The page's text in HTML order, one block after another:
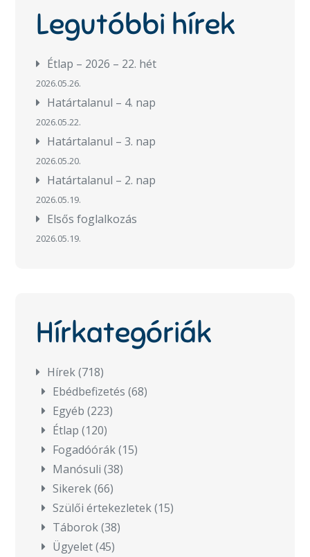
Legutóbbi hírek
Étlap – 2026 – 22. hét
2026.05.26.
Határtalanul – 4. nap
2026.05.22.
Határtalanul – 3. nap
2026.05.20.
Határtalanul – 2. nap
2026.05.19.
Elsős foglalkozás
2026.05.19.
Hírkategóriák
Hírek(718)
Ebédbefizetés (68)
Egyéb (223)
Étlap (120)
Fogadóórák(15)
Manósuli (38)
Sikerek(66)
Szülői értekezletek(15)
Táborok(38)
Ügyelet(45)